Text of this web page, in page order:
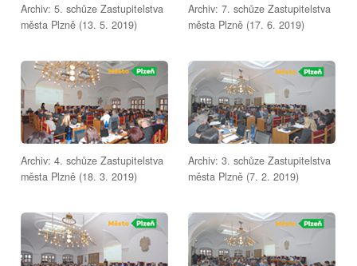
Archiv: 5. schůze Zastupitelstva
města Plzně (13. 5. 2019)
Archiv: 7. schůze Zastupitelstva
města Plzně (17. 6. 2019)
Archiv: 4. schůze Zastupitelstva
města Plzně (18. 3. 2019)
Archiv: 3. schůze Zastupitelstva
města Plzně (7. 2. 2019)